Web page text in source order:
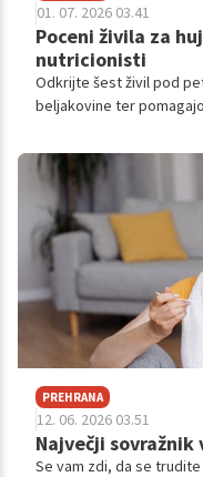
01. 07. 2026 03.41
Poceni živila za
nutricionisti
Odkrijte šest živil pod
beljakovine ter
PREHRANA
12. 06. 2026 03.51
Največji
Se vam zdi, da se trudite